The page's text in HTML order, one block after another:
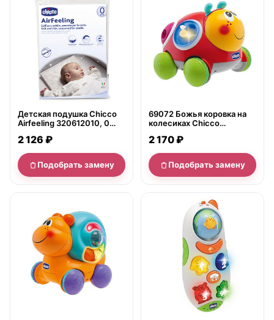
Детская подушка Chicco
Airfeeling 320612010, 0
2 126 ₽
Подобрать замену
69072 Божья коровка на
колесиках Chicco
ребята&amp;quot;
2 170 ₽
Подобрать замену